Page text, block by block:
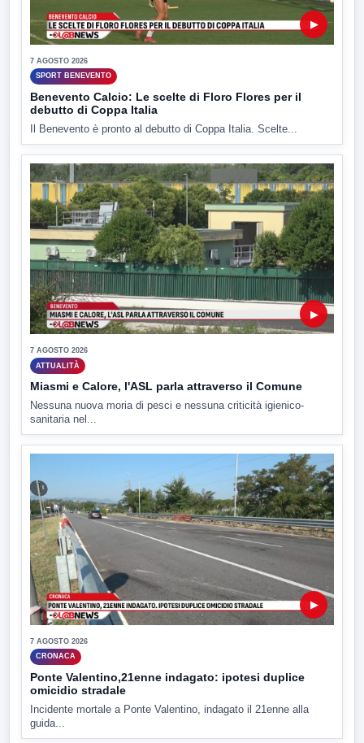
▶
7 AGOSTO 2026
SPORT BENEVENTO
Benevento Calcio: Le scelte di Floro Flores per il
debutto di Coppa Italia
Il Benevento è pronto al debutto di Coppa Italia. Scelte...
▶
7 AGOSTO 2026
ATTUALITÀ
Miasmi e Calore, l'ASL parla attraverso il Comune
Nessuna nuova moria di pesci e nessuna criticità igienico-
sanitaria nel...
▶
7 AGOSTO 2026
CRONACA
Ponte Valentino,21enne indagato: ipotesi duplice
omicidio stradale
Incidente mortale a Ponte Valentino, indagato il 21enne alla
guida...